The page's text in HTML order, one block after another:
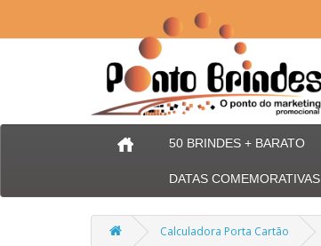
50 BRINDES + BARATO
DATAS COMEMORATIVAS
Calculadora Porta Cartão